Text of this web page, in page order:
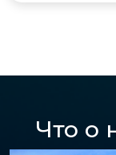
Что о